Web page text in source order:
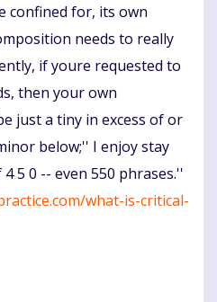
confined for, its own
needs to really
if youre requested to
then your own
just a tiny in excess of or
below;'' I enjoy stay
5 0 -- even 550 phrases.''
what-is-critical-